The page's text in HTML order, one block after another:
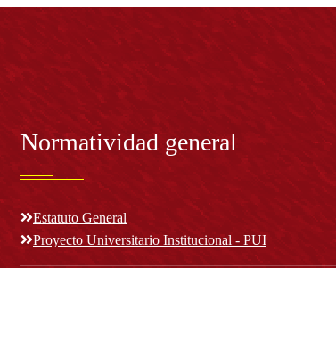
Normatividad general
Estatuto General
Proyecto Universitario Institucional - PUI